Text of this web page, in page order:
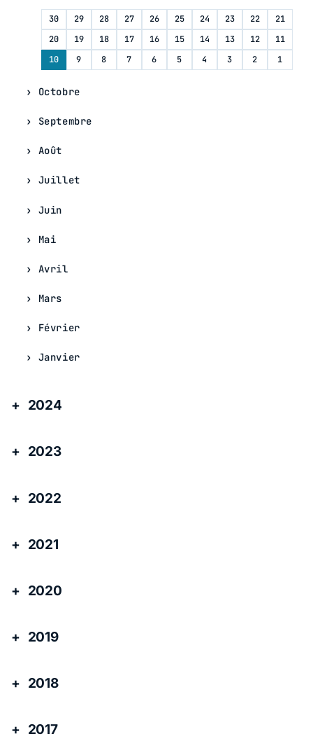
30 29 28 27 26 25 24 23 22
21
20
19 18 17 16 15 14 13 12
11
10
9 8 7 6 5 4 3 2 1
Octobre
Septembre
Août
Juillet
Juin
Mai
Avril
Mars
Février
Janvier
2024
2023
2022
2021
2020
2019
2018
2017